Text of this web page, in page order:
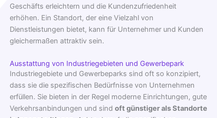
Geschäfts erleichtern und die Kundenzufriedenheit
erhöhen. Ein Standort, der eine Vielzahl von
Dienstleistungen bietet, kann für Unternehmer und Kunden
gleichermaßen attraktiv sein.
Ausstattung von Industriegebieten und Gewerbepark
Industriegebiete und Gewerbeparks sind oft so konzipiert,
dass sie die spezifischen Bedürfnisse von Unternehmen
erfüllen. Sie bieten in der Regel moderne Einrichtungen, gute
Verkehrsanbindungen und sind oft günstiger als Standorte